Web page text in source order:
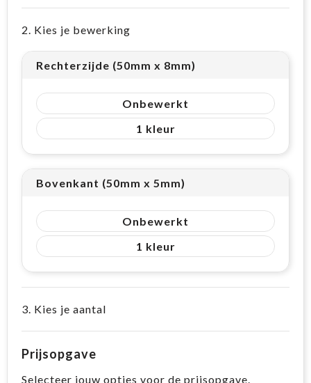
2. Kies je bewerking
Rechterzijde (50mm x 8mm)
Onbewerkt
1
Bovenkant (50mm x 5mm)
Onbewerkt
1
3. Kies je aantal
Prijsopgave
Selecteer jouw opties voor de prijsopgave.